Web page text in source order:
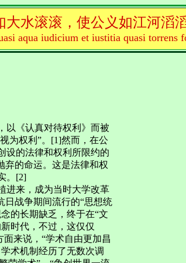
大水滚滚，使公义如江河滔
aqua iudicium et iustitia quasi torrens
以《认真对待权利》而被
为权利”。[1]然而，在公
设的法律和权利所限约的
弃的命运。这是法律和权
。[2]
进来，成为当时大学改革
日战争期间流行的“思想统
的长期缺乏，终于在“文
时代，不过，这仅仅
来说，“学术自由更加昌
术机制经历了无数次调